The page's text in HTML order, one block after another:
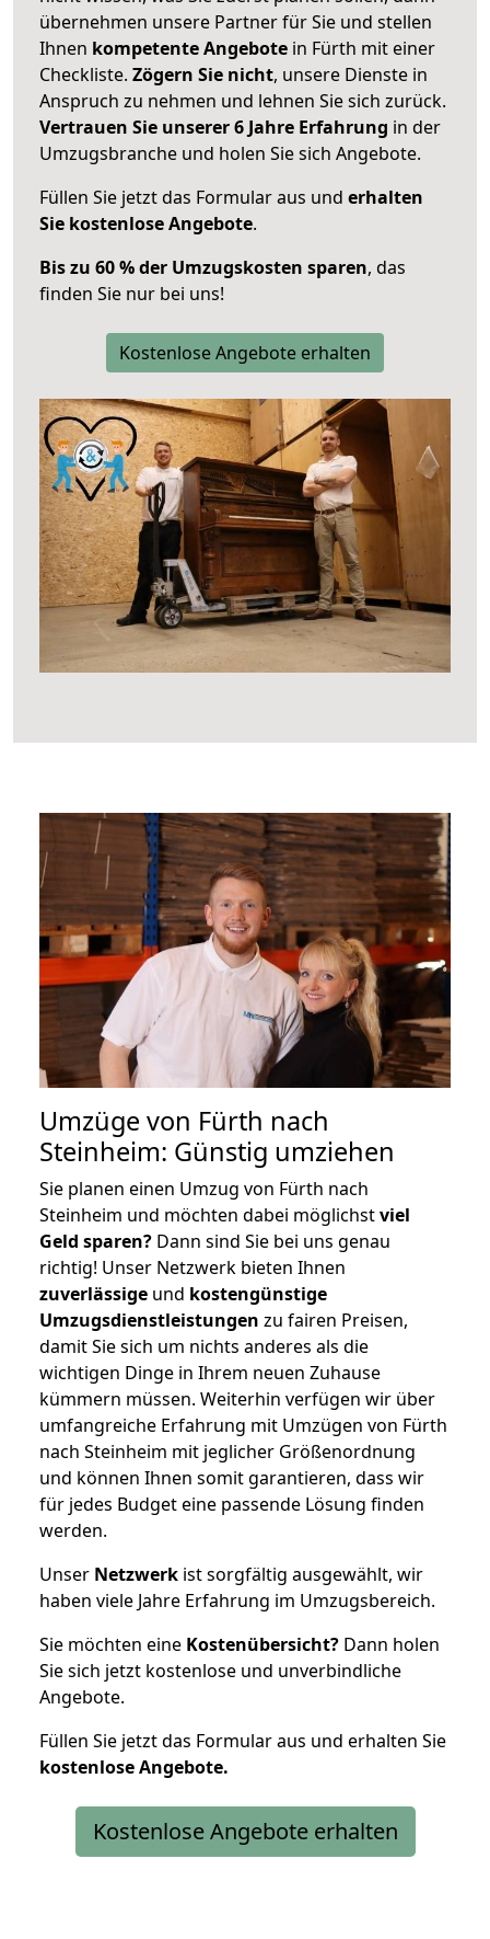
übernehmen unsere Partner für Sie und stellen
Ihnen kompetente Angebote in Fürth mit einer
Checkliste. Zögern Sie nicht, unsere Dienste in
Anspruch zu nehmen und lehnen Sie sich zurück.
Vertrauen Sie unserer 6 Jahre Erfahrung in der
Umzugsbranche und holen Sie sich Angebote.
Füllen Sie jetzt das Formular aus und erhalten
Sie kostenlose Angebote.
Bis zu 60 % der Umzugskosten sparen, das
finden Sie nur bei uns!
Kostenlose Angebote erhalten
Umzüge von Fürth nach
Steinheim: Günstig umziehen
Sie planen einen Umzug von Fürth nach
Steinheim und möchten dabei möglichstviel
Geld sparen? Dann sind Sie bei uns genau
richtig! Unser Netzwerk bieten Ihnen
zuverlässige und kostengünstige
Umzugsdienstleistungen zu fairen Preisen,
damit Sie sich um nichts anderes als die
wichtigen Dinge in Ihrem neuen Zuhause
kümmern müssen. Weiterhin verfügen wir über
umfangreiche Erfahrung mit Umzügen von Fürth
nach Steinheim mit jeglicher Größenordnung
und können Ihnen somit garantieren, dass wir
für jedes Budget eine passende Lösung finden
werden.
Unser Netzwerk ist sorgfältig ausgewählt, wir
haben viele Jahre Erfahrung im Umzugsbereich.
Sie möchten eine Kostenübersicht? Dann holen
Sie sich jetzt kostenlose und unverbindliche
Angebote.
Füllen Sie jetzt das Formular aus und erhalten Sie
kostenloseAngebote.
Kostenlose Angebote erhalten